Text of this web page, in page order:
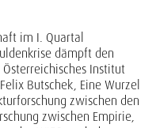
im I. Quartal
dämpft den
Institut
Butschek, Eine Wurzel
zwischen den
zwischen Empirie,